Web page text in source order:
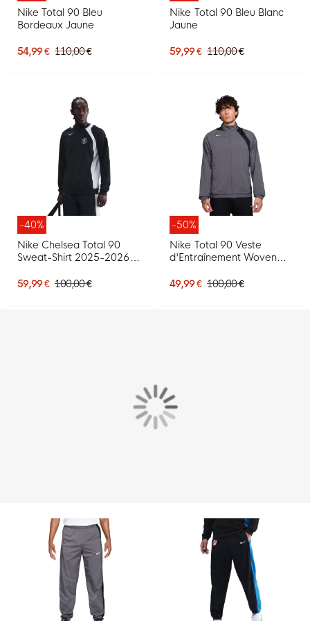
Nike Total 90 Bleu
Bordeaux Jaune
54,99 € 110,00 €
Nike Total 90 Bleu Blanc
Jaune
59,99 € 110,00 €
-40%
Nike Chelsea Total 90
Sweat-Shirt 2025-2026
59,99 € 100,00 €
-50%
Nike Total 90 Veste
d'Entraînement Woven
49,99 € 100,00 €